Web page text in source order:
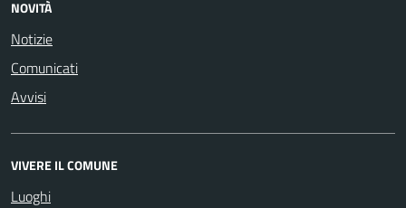
NOVITÀ
Notizie
Comunicati
Avvisi
VIVERE IL COMUNE
Luoghi